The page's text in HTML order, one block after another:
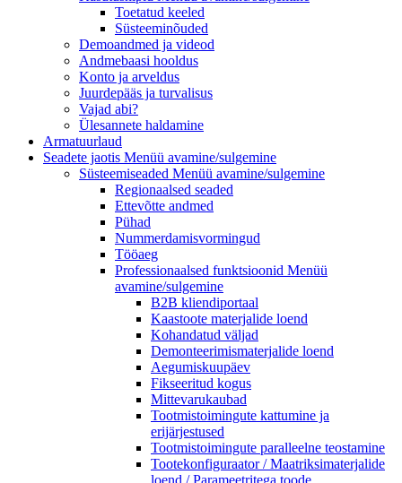
Toetatud keeled
Süsteeminõuded
Demoandmed ja videod
Andmebaasi hooldus
Konto ja arveldus
Juurdepääs ja turvalisus
Vajad abi?
Ülesannete haldamine
Armatuurlaud
Seadete jaotis Menüü avamine/sulgemine
Süsteemiseaded Menüü avamine/sulgemine
Regionaalsed seaded
Ettevõtte andmed
Pühad
Nummerdamisvormingud
Tööaeg
Professionaalsed funktsioonid Menüü
avamine/sulgemine
B2B kliendiportaal
Kaastoote materjalide loend
Kohandatud väljad
Demonteerimismaterjalide loend
Aegumiskuupäev
Fikseeritud kogus
Mittevarukaubad
Tootmistoimingute kattumine ja
erijärjestused
Tootmistoimingute paralleelne teostamine
Tootekonfiguraator / Maatriksimaterjalide
loend / Parameetritega toode